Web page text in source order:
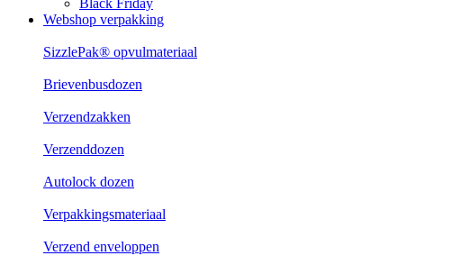
Black Friday
Webshop verpakking
SizzlePak® opvulmateriaal
Brievenbusdozen
Verzendzakken
Verzenddozen
Autolock dozen
Verpakkingsmateriaal
Verzend enveloppen